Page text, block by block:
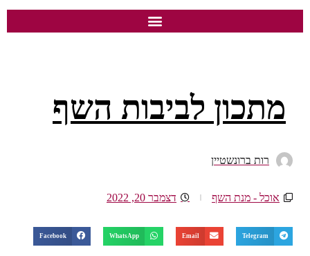
מתכון לביבות השף
רות ברונשטיין
אוכל - מנת השף דצמבר 20, 2022
Telegram
Email
WhatsApp
Facebook